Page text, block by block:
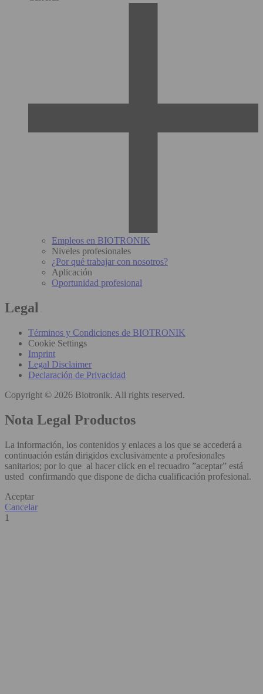
Empleos en BIOTRONIK
Niveles profesionales
¿Por qué trabajar con nosotros?
Aplicación
Oportunidad profesional
Legal
Términos y Condiciones de BIOTRONIK
Cookie Settings
Imprint
Legal Disclaimer
Declaración de Privacidad
Copyright © 2026 Biotronik. All rights reserved.
Nota Legal Productos
La información, los contenidos y enlaces a los que se accederá a
continuación están dirigidos exclusivamente a profesionales
sanitarios; por lo que al hacer click en el recuadro ”aceptar” está
usted confirmando que dispone de dicha cualificación profesional.
Aceptar
Cancelar
1